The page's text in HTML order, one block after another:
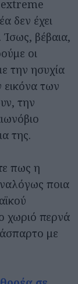
extreme
δεν έχει
βέβαια,
οι
την ησυχία
εικόνα των
την
της.
πως η
ποια
χωριό περνά
με